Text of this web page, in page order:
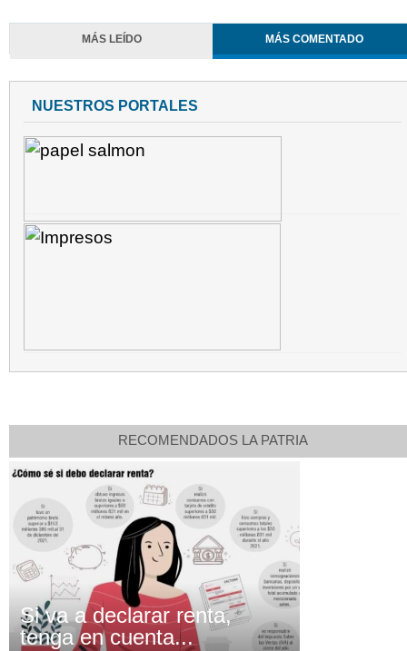
MÁS LEÍDO MÁS COMENTADO
NUESTROS PORTALES
RECOMENDADOS LA PATRIA
Si va a declarar renta,
tenga en cuenta...